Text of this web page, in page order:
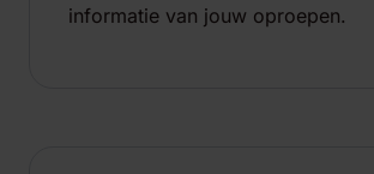
informatie van jouw oproepen.